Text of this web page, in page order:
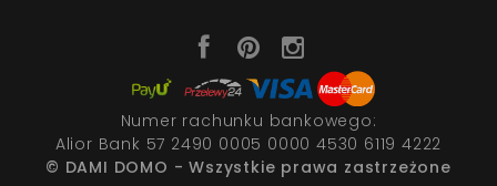
Numer rachunku bankowego:
Alior Bank 57 2490 0005 0000 4530 6119 4222
© DAMI DOMO - Wszystkie prawa zastrzeżone